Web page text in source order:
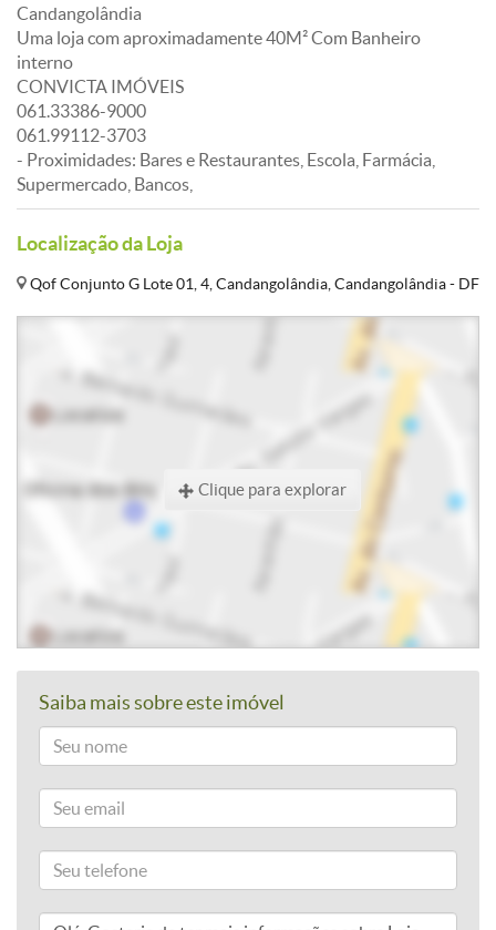
Candangolândia
Uma loja com aproximadamente 40M² Com Banheiro
interno
CONVICTA IMÓVEIS
061.33386-9000
061.99112-3703
- Proximidades: Bares e Restaurantes, Escola, Farmácia,
Supermercado, Bancos,
Localização da Loja
Qof Conjunto G Lote 01, 4, Candangolândia, Candangolândia - DF
Clique para explorar
Saiba mais sobre este imóvel